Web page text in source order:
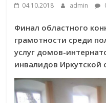
04.10.2018 admin
Финал областного
грамотности среди
услуг домов-
инвалидов Иркутской